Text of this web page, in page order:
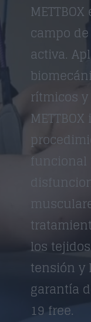
campo
activa.
rítmicos
funcional
los
tensión y
garantía
19 free.